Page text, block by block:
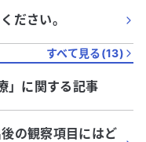
ださい。
すべて見る(13)
」に関する記事
の観察項目にはど